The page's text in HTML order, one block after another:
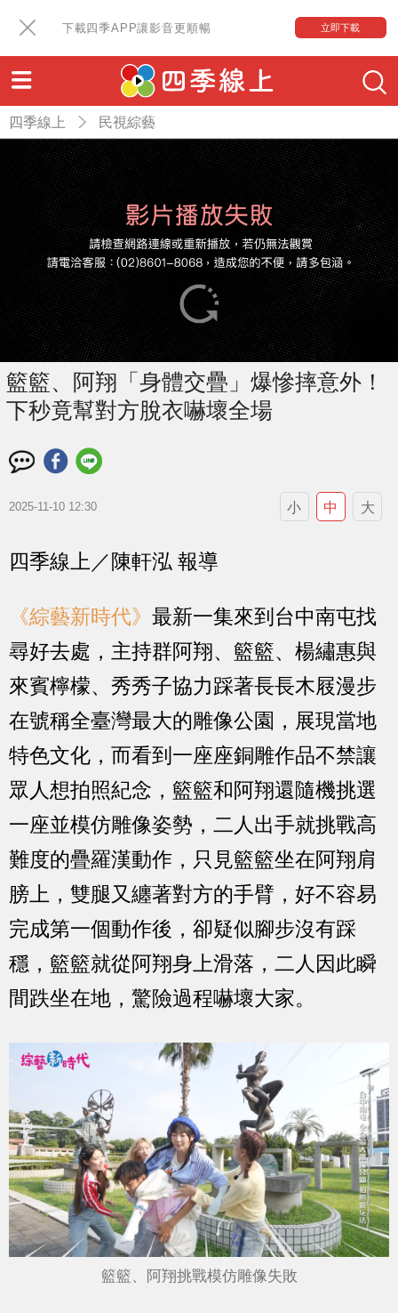
下載四季APP讓影音更順暢 立即下載
四季線上 民視綜藝
籃籃、阿翔「身體交疊」爆慘摔意外！
下秒竟幫對方脫衣嚇壞全場
2025-11-10 12:30 小 中 大
四季線上／陳軒泓 報導
《綜藝新時代》 最新一集來到台中南屯找
尋好去處，主持群阿翔、籃籃、楊繡惠與
來賓檸檬、秀秀子協力踩著長長木屐漫步
在號稱全臺灣最大的雕像公園，展現當地
特色文化，而看到一座座銅雕作品不禁讓
眾人想拍照紀念，籃籃和阿翔還隨機挑選
一座並模仿雕像姿勢，二人出手就挑戰高
難度的疊羅漢動作，只見籃籃坐在阿翔肩
膀上，雙腿又纏著對方的手臂，好不容易
完成第一個動作後，卻疑似腳步沒有踩
穩，籃籃就從阿翔身上滑落，二人因此瞬
間跌坐在地，驚險過程嚇壞大家。
籃籃、阿翔挑戰模仿雕像失敗